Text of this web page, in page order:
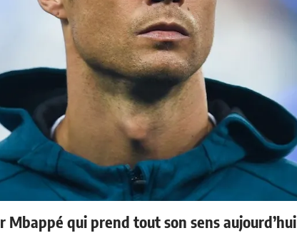
Mbappé qui prend tout son sens aujourd’hui